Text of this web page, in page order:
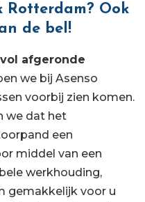
Rotterdam? Ook
de bel!
afgeronde
we bij Asenso
voorbij zien komen.
we dat het
een
middel van een
werkhouding,
gemakkelijk voor u